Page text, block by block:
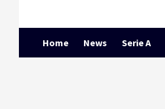
Home News Serie A